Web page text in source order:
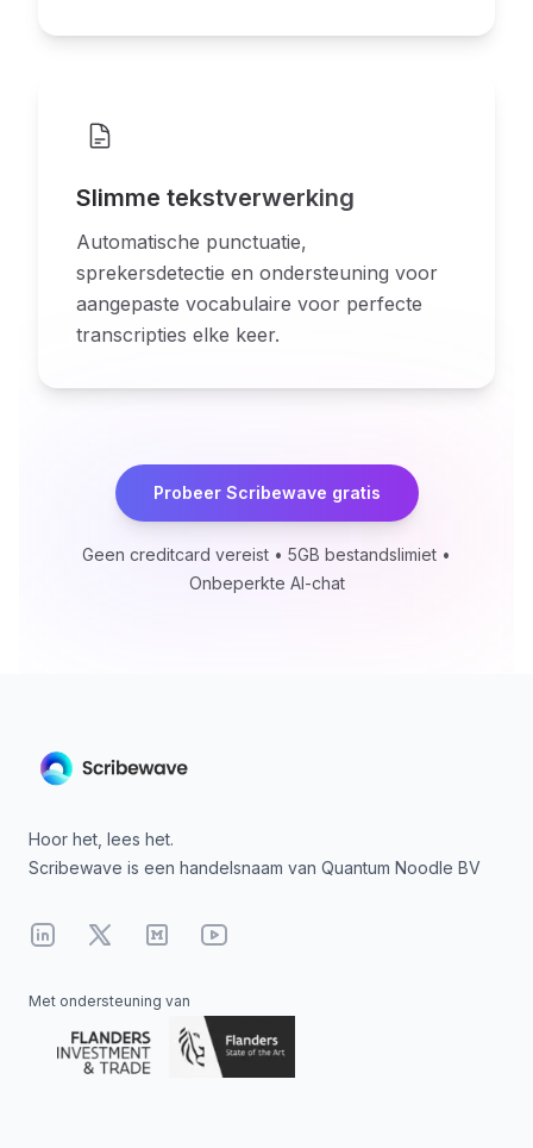
Slimme tekstverwerking
Automatische punctuatie,
sprekersdetectie en ondersteuning voor
aangepaste vocabulaire voor perfecte
transcripties elke keer.
Probeer Scribewave gratis
Geen creditcard vereist • 5GB bestandslimiet •
Onbeperkte AI-chat
Hoor het, lees het.
Scribewave is een handelsnaam van Quantum Noodle BV
Linkedin
X MediumYouTube
Met ondersteuning van